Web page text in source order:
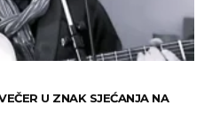
U ZNAK SJEĆANJA NA